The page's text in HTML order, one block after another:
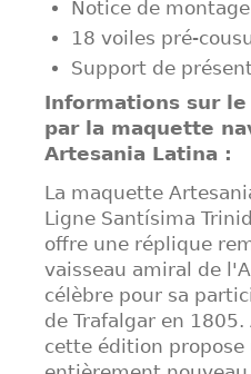
Notice de
18 voiles pré-
Support de
Informations sur
par la maquette
Artesania Latina :
La maquette
Ligne Santísima
offre une réplique
vaisseau amiral de
célèbre pour sa
de Trafalgar en
cette édition propose